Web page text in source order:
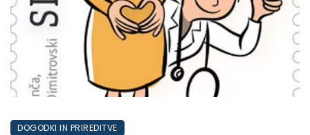
DOGODKI IN PRIREDITVE